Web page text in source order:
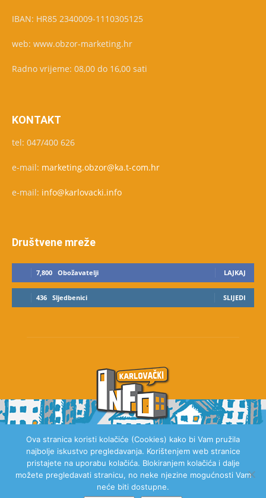
IBAN: HR85 2340009-1110305125
web: www.obzor-marketing.hr
Radno vrijeme: 08,00 do 16,00 sati
KONTAKT
tel: 047/400 626
e-mail: marketing.obzor@ka.t-com.hr
e-mail: info@karlovacki.info
Društvene mreže
7,800 Obožavatelji LAJKAJ
436 Sljedbenici SLIJEDI
O NAMA
Ova stranica koristi kolačiće (Cookies) kako bi Vam pružila
najbolje iskustvo pregledavanja. Korištenjem web stranice
pristajete na uporabu kolačića. Blokiranjem kolačića i dalje
možete pregledavati stranicu, no neke njezine mogućnosti Vam
neće biti dostupne.